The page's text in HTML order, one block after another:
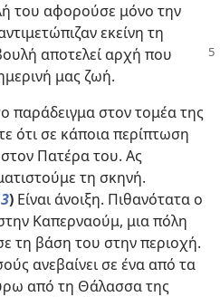
του αφορούσε μόνο την
εκείνη τη
αποτελεί αρχή που
μας ζωή.
παράδειγμα στον τομέα της
ότι σε κάποια περίπτωση
Πατέρα του. Ας
τη σκηνή.
) Είναι άνοιξη. Πιθανότατα ο
Καπερναούμ, μια πόλη
τη βάση του στην περιοχή.
ανεβαίνει σε ένα από τα
από τη Θάλασσα της